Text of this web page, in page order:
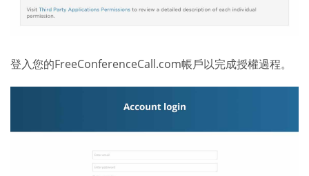
登入您的FreeConferenceCall.com帳戶以完成授權過程。